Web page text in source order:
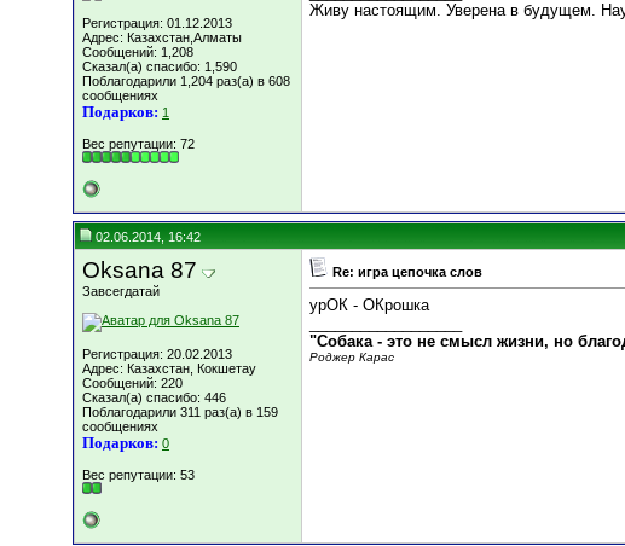
Регистрация: 01.12.2013
Адрес: Казахстан,Алматы
Сообщений: 1,208
Сказал(а) спасибо: 1,590
Поблагодарили 1,204 раз(а) в 608
сообщениях
Подарков: 1
Вес репутации: 72
Живу настоящим. Уверена в будущем.
02.06.2014, 16:42
Oksana 87
Завсегдатай
Регистрация: 20.02.2013
Адрес: Казахстан, Кокшетау
Сообщений: 220
Сказал(а) спасибо: 446
Поблагодарили 311 раз(а) в 159
сообщениях
Подарков: 0
Вес репутации: 53
Re: игра цепочка слов
урОК - ОКрошка
"Собака - это не смысл жизни, но
Роджер Карас